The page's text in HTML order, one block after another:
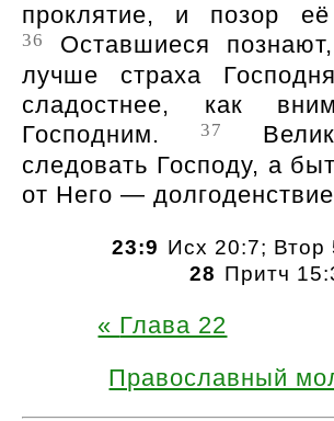
проклятие, и позор
36
Оставшиеся
лучше страха
сладостнее, как
Господним.
37
следовать Господу, а
от Него —
23:9 Исх 20:7;
28 Притч
Глава 22
Православный